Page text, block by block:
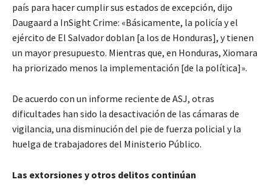
país para hacer cumplir sus estados de excepción, dijo
Daugaard a InSight Crime: «Básicamente, la policía y el
ejército de El Salvador doblan [a los de Honduras], y tienen
un mayor presupuesto. Mientras que, en Honduras, Xiomara
ha priorizado menos la implementación [de la política]».
De acuerdo con un informe reciente de ASJ, otras
dificultades han sido la desactivación de las cámaras de
vigilancia, una disminución del pie de fuerza policial y la
huelga de trabajadores del Ministerio Público.
Las extorsiones y otros delitos continúan